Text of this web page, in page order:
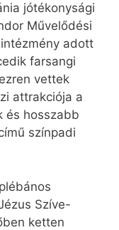
jótékonysági
Művelődési
adott
farsangi
vettek
attrakciója a
és hosszabb
színpadi
Szíve-
ketten